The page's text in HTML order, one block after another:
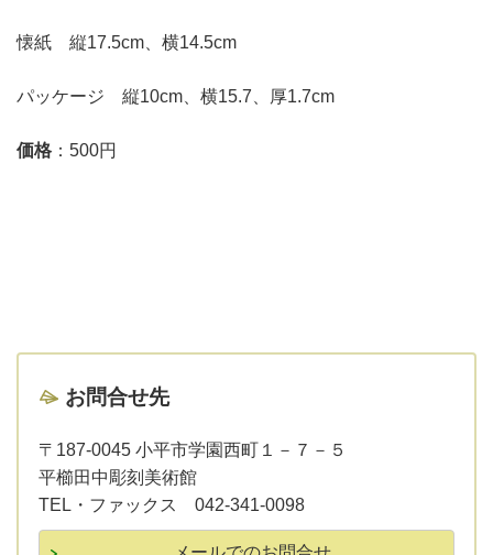
懐紙 縦17.5cm、横14.5cm
パッケージ 縦10cm、横15.7、厚1.7cm
価格 ：500円
お問合せ先
〒187-0045 小平市学園西町１－７－５
平櫛田中彫刻美術館
TEL・ファックス 042-341-0098